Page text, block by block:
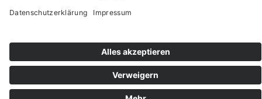
© 2022-2026 stein-mosaik.de